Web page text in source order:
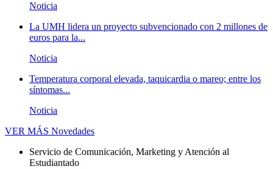
Noticia
La UMH lidera un proyecto subvencionado con 2 millones de
euros para la...
Noticia
Temperatura corporal elevada, taquicardia o mareo; entre los
síntomas...
Noticia
VER MÁS Novedades
Servicio de Comunicación, Marketing y Atención al
Estudiantado